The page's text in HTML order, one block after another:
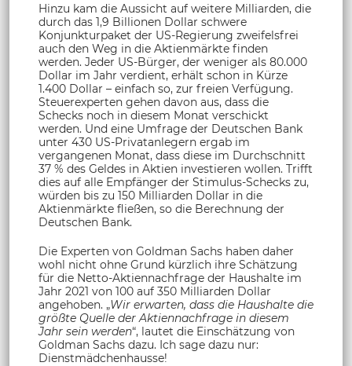
Hinzu kam die Aussicht auf weitere Milliarden, die
durch das 1,9 Billionen Dollar schwere
Konjunkturpaket der US-Regierung zweifelsfrei
auch den Weg in die Aktienmärkte finden
werden. Jeder US-Bürger, der weniger als 80.000
Dollar im Jahr verdient, erhält schon in Kürze
1.400 Dollar – einfach so, zur freien Verfügung.
Steuerexperten gehen davon aus, dass die
Schecks noch in diesem Monat verschickt
werden. Und eine Umfrage der Deutschen Bank
unter 430 US-Privatanlegern ergab im
vergangenen Monat, dass diese im Durchschnitt
37 % des Geldes in Aktien investieren wollen. Trifft
dies auf alle Empfänger der Stimulus-Schecks zu,
würden bis zu 150 Milliarden Dollar in die
Aktienmärkte fließen, so die Berechnung der
Deutschen Bank.
Die Experten von Goldman Sachs haben daher
wohl nicht ohne Grund kürzlich ihre Schätzung
für die Netto-Aktiennachfrage der Haushalte im
Jahr 2021 von 100 auf 350 Milliarden Dollar
angehoben. „Wir erwarten, dass die Haushalte die
größte Quelle der Aktiennachfrage in diesem
Jahr sein werden“, lautet die Einschätzung von
Goldman Sachs dazu. Ich sage dazu nur:
Dienstmädchenhausse!